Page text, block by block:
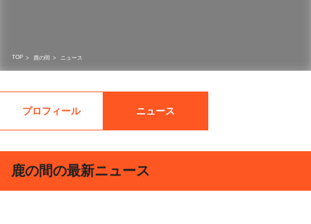
TOP > 鹿の間 > ニュース
プロフィール ニュース
鹿の間の最新ニュース